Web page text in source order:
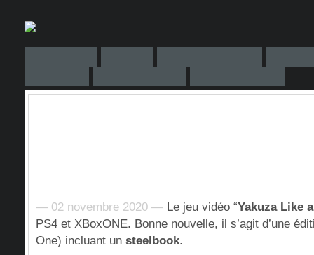
— 02 novembre 2020 — Le jeu vidéo “Yakuza Like
PS4 et XBoxONE. Bonne nouvelle, il s’agit d’une
One) incluant un steelbook.